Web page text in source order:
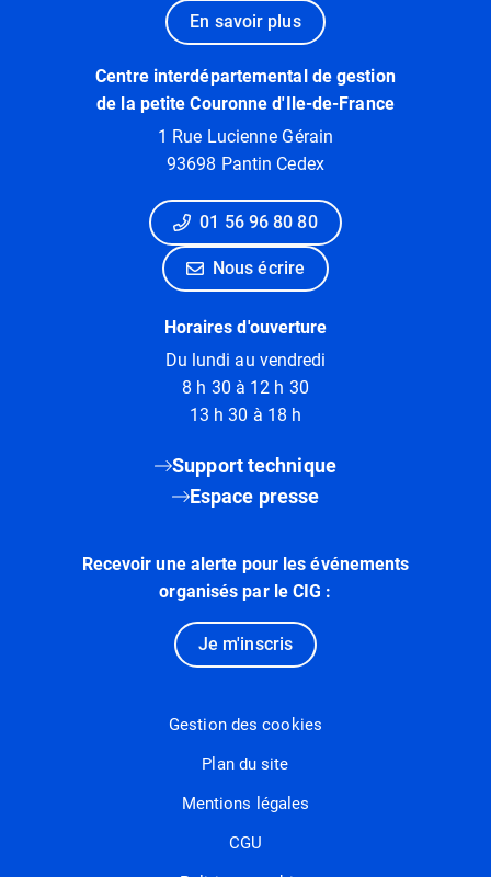
En savoir plus
Centre interdépartemental de gestion
de la petite Couronne d'Ile-de-France
1 Rue Lucienne Gérain
93698 Pantin Cedex
01 56 96 80 80
Nous écrire
Horaires d'ouverture
Du lundi au vendredi
8 h 30 à 12 h 30
13 h 30 à 18 h
Support technique
Espace presse
Recevoir une alerte pour les événements
organisés par le CIG :
Je m'inscris
Gestion des cookies
Plan du site
Mentions légales
CGU